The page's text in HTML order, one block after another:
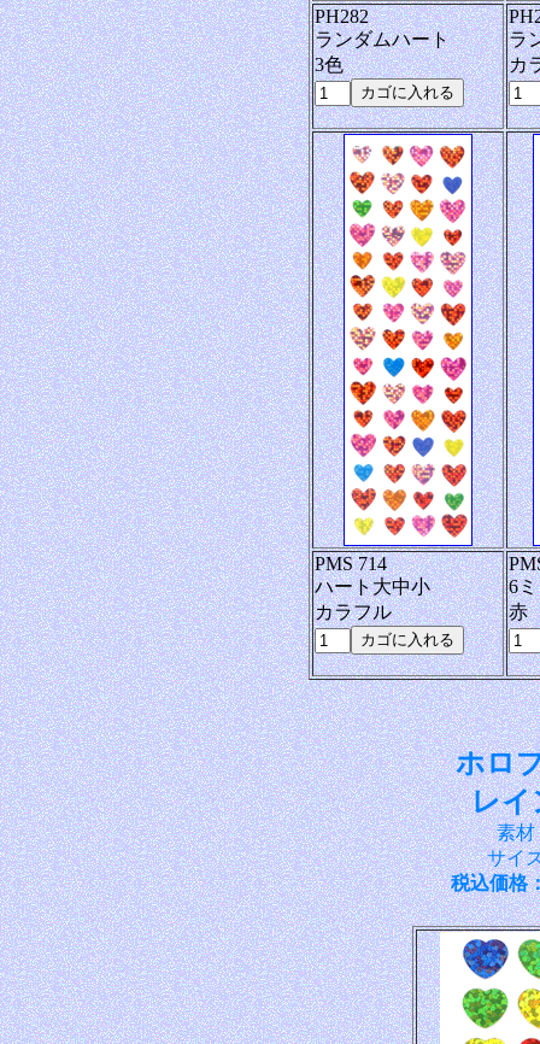
PH282
ランダムハート
3色
ラ
カ
PMS 714
ハート大中小
カラフル
6
赤
ホロ
レイ
素材
サイ
税込価格